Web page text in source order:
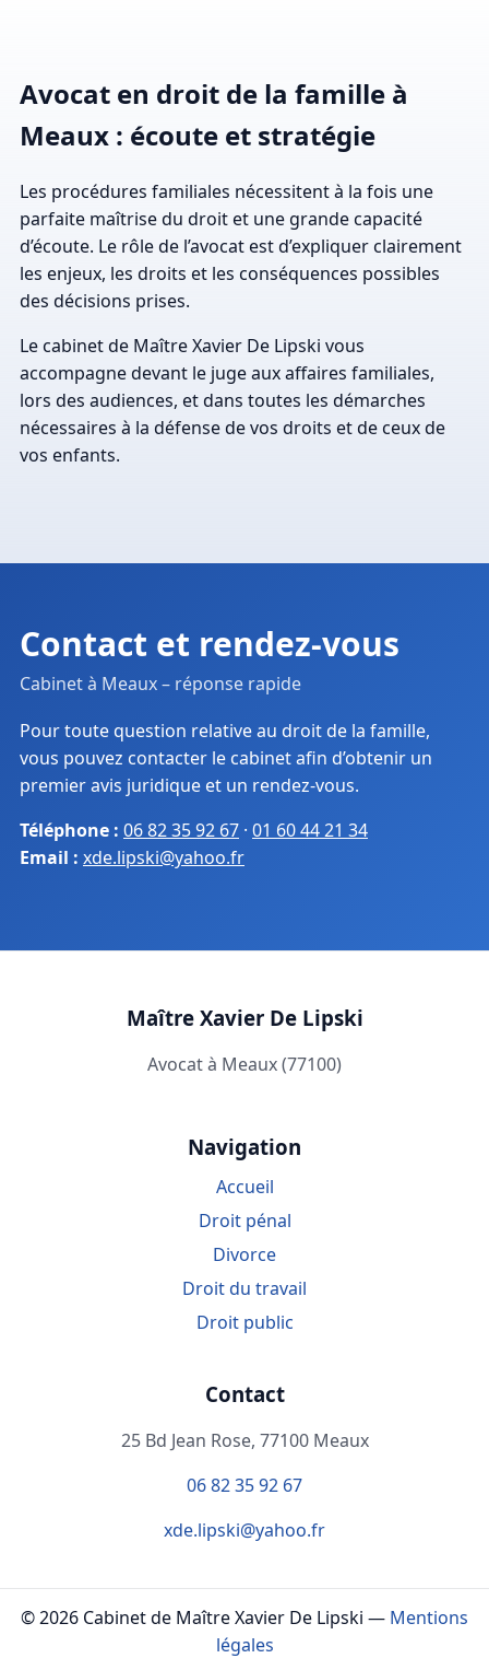
Avocat en droit de la famille à
Meaux : écoute et stratégie
Les procédures familiales nécessitent à la fois une
parfaite maîtrise du droit et une grande capacité
d’écoute. Le rôle de l’avocat est d’expliquer clairement
les enjeux, les droits et les conséquences possibles
des décisions prises.
Le cabinet de Maître Xavier De Lipski vous
accompagne devant le juge aux affaires familiales,
lors des audiences, et dans toutes les démarches
nécessaires à la défense de vos droits et de ceux de
vos enfants.
Contact et rendez-vous
Cabinet à Meaux – réponse rapide
Pour toute question relative au droit de la famille,
vous pouvez contacter le cabinet afin d’obtenir un
premier avis juridique et un rendez-vous.
Téléphone : 06 82 35 92 67 · 01 60 44 21 34
Email : xde.lipski@yahoo.fr
Maître Xavier De Lipski
Avocat à Meaux (77100)
Navigation
Accueil
Droit pénal
Divorce
Droit du travail
Droit public
Contact
25 Bd Jean Rose, 77100 Meaux
06 82 35 92 67
xde.lipski@yahoo.fr
©2026 Cabinet de Maître Xavier De Lipski — Mentions
légales